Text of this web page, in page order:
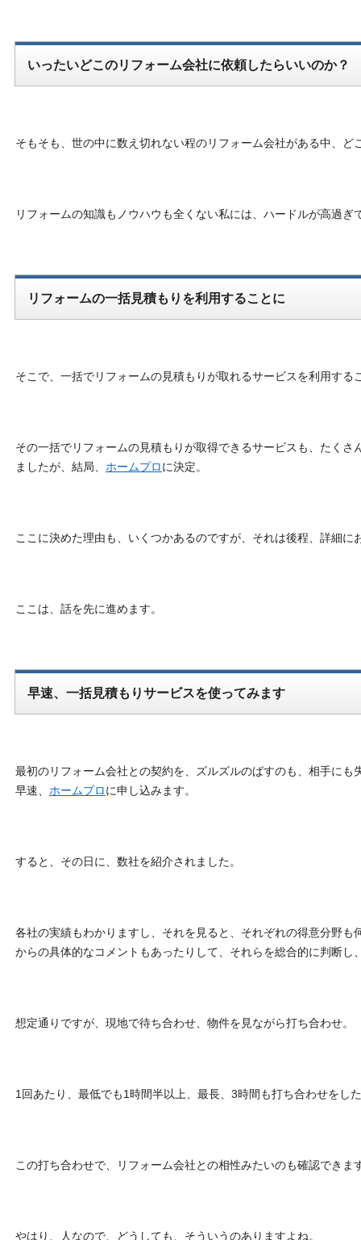
いったいどこのリフォーム会社に依頼したらいいのか？
そもそも、世の中に数え切れない程のリフォーム会社がある中、ど
リフォームの知識もノウハウも全くない私には、ハードルが高過ぎ
リフォームの一括見積もりを利用することに
そこで、一括でリフォームの見積もりが取れるサービスを利用する
その一括でリフォームの見積もりが取得できるサービスも、たくさ
ましたが、結局、 ホームプロに決定。
ここに決めた理由も、いくつかあるのですが、それは後程、詳細に
ここは、話を先に進めます。
早速、一括見積もりサービスを使ってみます
最初のリフォーム会社との契約を、ズルズルのばすのも、相手にも
早速、 ホームプロに申し込みます。
すると、その日に、数社を紹介されました。
各社の実績もわかりますし、それを見ると、それぞれの得意分野も
からの具体的なコメントもあったりして、それらを総合的に判断し
想定通りですが、現地で待ち合わせ、物件を見ながら打ち合わせ。
1回あたり、最低でも1時間半以上、最長、3時間も打ち合わせをし
この打ち合わせで、リフォーム会社との相性みたいのも確認できま
やはり、人なので、どうしても、そういうのありますよね。